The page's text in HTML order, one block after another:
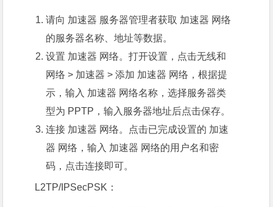
请向 加速器 服务器管理者获取 加速器 网络
的服务器名称、地址等数据。
设置 加速器 网络。打开设置 ，点击无线和
网络 > 加速器 >添加 加速器 网络 ，根据提
示，输入 加速器 网络名称，选择服务器类
型为 PPTP，输入服务器地址后点击保存。
连接 加速器 网络。点击已完成设置的 加速
器 网络，输入 加速器 网络的用户名和密
码，点击连接即可。
L2TP/IPSecPSK：